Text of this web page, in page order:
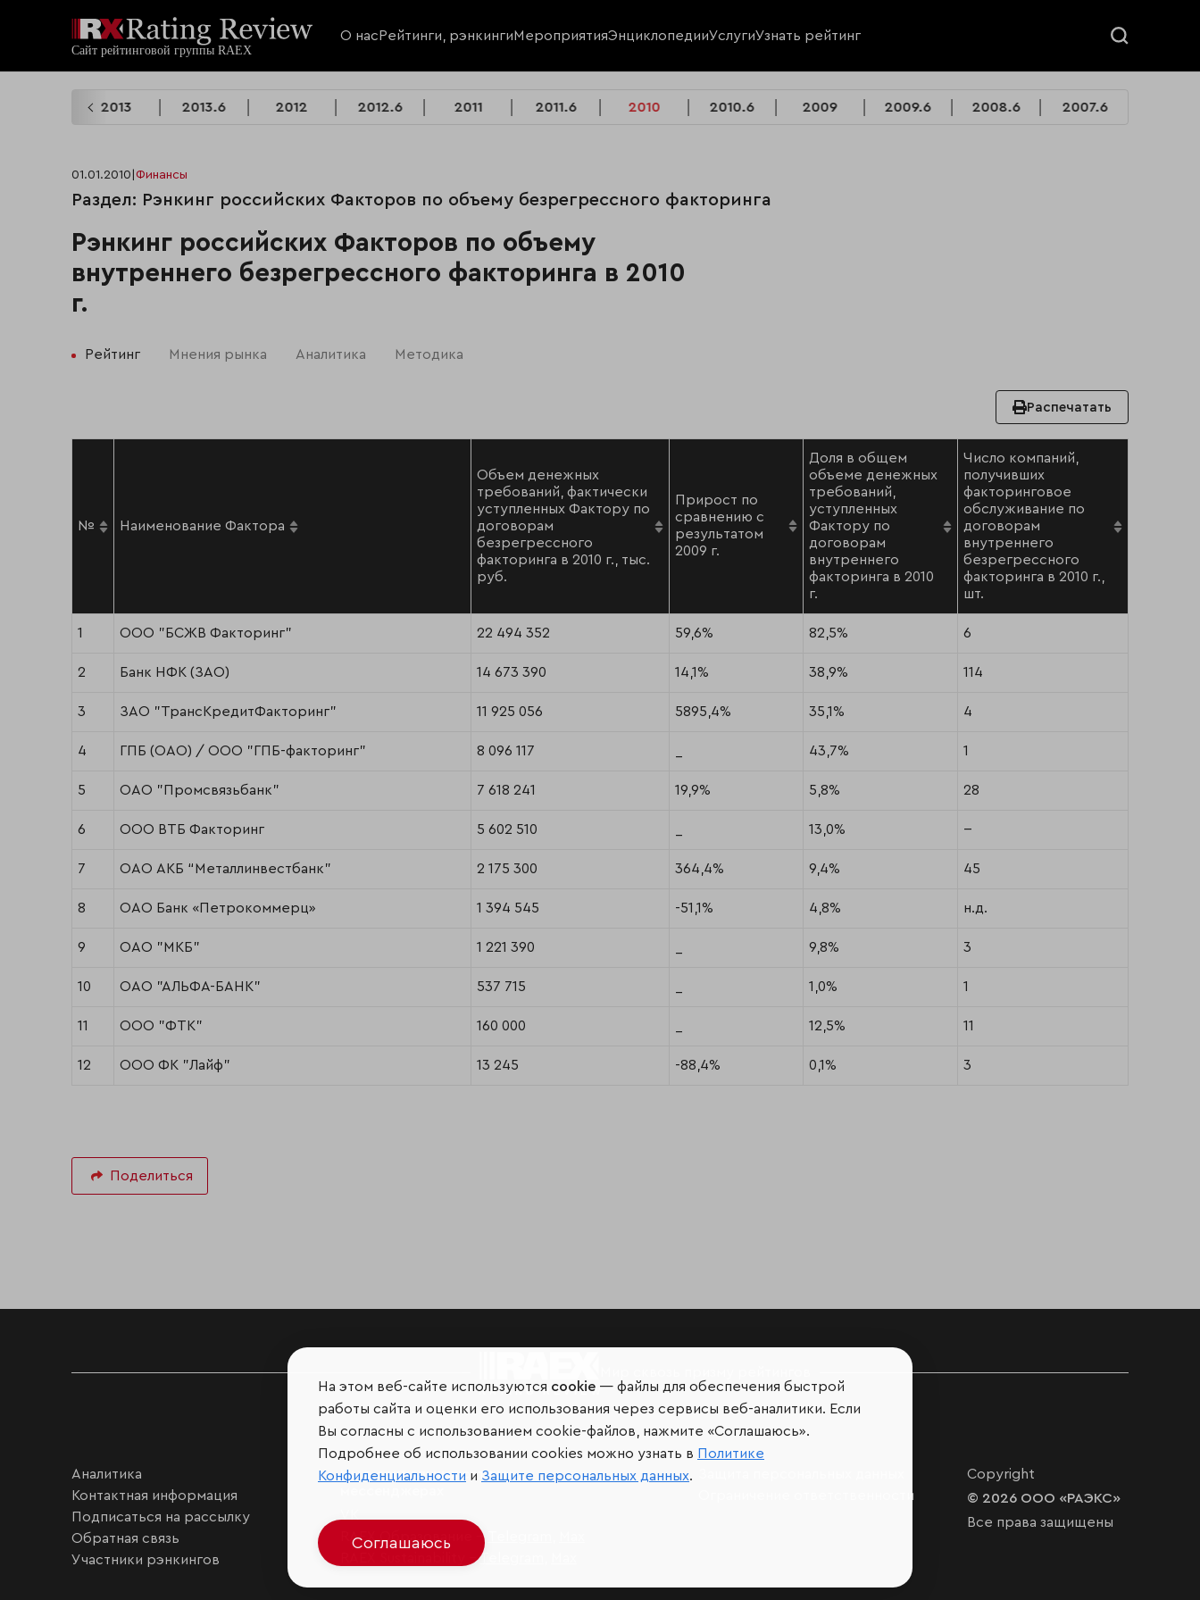
О нас Рейтинги, рэнкингиМероприятияЭнциклопедииУслугиУзнать рейтинг
2013 2013.6 2012 2012.6 2011 2011.6 2010 2010.6 2009 2009.6 2008.6 2007.6
01.01.2010 Финансы
Раздел: Рэнкинг российских Факторов по объему безрегрессного факторинга
Рэнкинг российских Факторов по объему
внутреннего безрегрессного факторинга в 2010
г.
Рейтинг Мнения рынка Аналитика Методика
Распечатать
№ Наименование Фактора
Объем денежных
требований, фактически
уступленных Фактору по
договорам
безрегрессного
факторинга в 2010 г., тыс.
руб.
Прирост по
сравнению с
результатом
2009 г.
Доля в общем
объеме денежных
требований,
уступленных
Фактору по
договорам
внутреннего
факторинга в 2010
г.
Число компаний,
получивших
факторинговое
обслуживание по
договорам
внутреннего
безрегрессного
факторинга в 2010 г.,
шт.
1 ООО "БСЖВ Факторинг" 22 494 352 59,6% 82,5% 6
2 Банк НФК (ЗАО) 14 673 390 14,1% 38,9% 114
3 ЗАО "ТрансКредитФакторинг" 11 925 056 5895,4% 35,1% 4
4 ГПБ (ОАО) / ООО "ГПБ-факторинг" 8 096 117 43,7% 1
5 ОАО "Промсвязьбанк" 7 618 241 19,9% 5,8% 28
6 ООО ВТБ Факторинг 5 602 510 13,0% --
7 ОАО АКБ “Металлинвестбанк” 2 175 300 364,4% 9,4% 45
8 ОАО Банк «Петрокоммерц» 1 394 545 -51,1% 4,8% н.д.
9 ОАО "МКБ" 1 221 390 9,8% 3
10 ОАО "АЛЬФА-БАНК" 537 715 1,0% 1
11 ООО "ФТК" 160 000 12,5% 11
12 ООО ФК "Лайф" 13 245 -88,4% 0,1% 3
Поделиться
Аналитика
Контактная информация
Подписаться на рассылку
Обратная связь
Участники рэнкингов
Мы в социальных сетях и
RAEX Образование –
RAEX Sustainability –Telegram
Ограничение ответственности
Copyright
© 2026 ООО «РАЭКС»
Все права защищены
На этом веб-сайте используются cookie — файлы для обеспечения быстрой
работы сайта и оценки его использования через сервисы веб-аналитики. Если
Вы согласны с использованием cookie-файлов, нажмите «Соглашаюсь».
Подробнее об использовании cookies можно узнать в Политике
Конфиденциальности и Защите персональных данных.
Соглашаюсь